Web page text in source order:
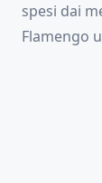
spesi dai
Flamengo